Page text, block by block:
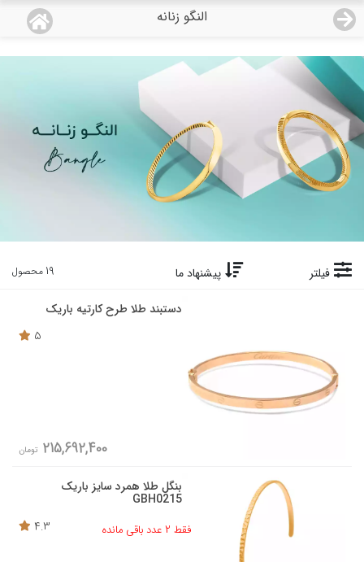
النگو زنانه
منو
صفحه اصلی
دسته بندی محصولات
نمایندگی ها
درباره ما
فیلتر پیشنهاد ما 19 محصول
دستبند طلا طرح کارتیه باریک
5
215,692,400 تومان
بنگل طلا همرد سایز باریک
GBH0215
فقط 2 عدد باقی مانده
4.3